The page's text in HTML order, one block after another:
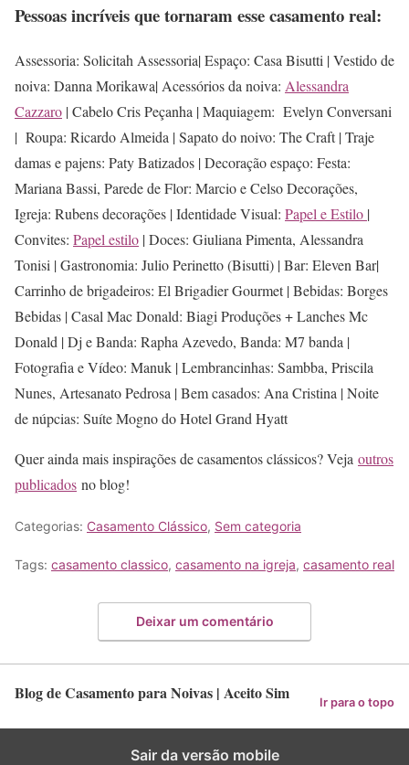
Pessoas incríveis que tornaram esse casamento real:
Assessoria: Solicitah Assessoria| Espaço: Casa Bisutti | Vestido de
noiva: Danna Morikawa| Acessórios da noiva: Alessandra
Cazzaro | Cabelo Cris Peçanha | Maquiagem: Evelyn Conversani
| Roupa: Ricardo Almeida | Sapato do noivo: The Craft | Traje
damas e pajens: Paty Batizados | Decoração espaço: Festa:
Mariana Bassi, Parede de Flor: Marcio e Celso Decorações,
Igreja: Rubens decorações | Identidade Visual: Papel e Estilo |
Convites: Papel estilo | Doces: Giuliana Pimenta, Alessandra
Tonisi | Gastronomia: Julio Perinetto (Bisutti) | Bar: Eleven Bar|
Carrinho de brigadeiros: El Brigadier Gourmet | Bebidas: Borges
Bebidas | Casal Mac Donald: Biagi Produções + Lanches Mc
Donald | Dj e Banda: Rapha Azevedo, Banda: M7 banda |
Fotografia e Vídeo: Manuk | Lembrancinhas: Sambba, Priscila
Nunes, Artesanato Pedrosa | Bem casados: Ana Cristina | Noite
de núpcias: Suíte Mogno do Hotel Grand Hyatt
Quer ainda mais inspirações de casamentos clássicos? Veja outros
publicados no blog!
Categorias: Casamento Clássico, Sem categoria
Tags: casamento classico, casamento na igreja, casamento real
Deixar um comentário
Blog de Casamento para Noivas | Aceito Sim Ir para o topo
Sair da versão mobile